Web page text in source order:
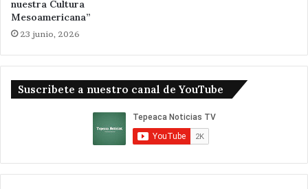
nuestra Cultura
Mesoamericana”
23 junio, 2026
Suscribete a nuestro canal de YouTube